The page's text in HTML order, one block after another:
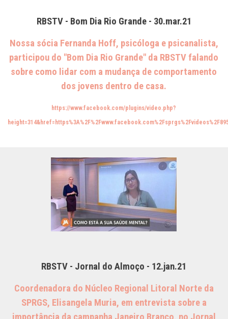
RBSTV - Bom Dia Rio Grande - 30.mar.21
Nossa sócia Fernanda Hoff, psicóloga e psicanalista,
participou do "Bom Dia Rio Grande" da RBSTV falando
sobre como lidar com a mudança de comportamento
dos jovens dentro de casa.
https://www.facebook.com/plugins/video.php?
RBSTV - Jornal do Almoço - 12.jan.21
Coordenadora do Núcleo Regional Litoral Norte da
SPRGS, Elisangela Muria, em entrevista sobre a